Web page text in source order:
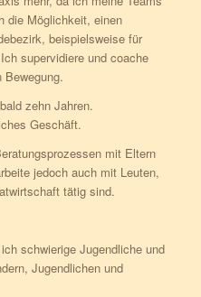
die Möglichkeit, einen
beispielsweise für
supervidiere und coache
zehn Jahren.
Geschäft.
mit Eltern
jedoch auch mit Leuten,
tätig sind.
schwierige Jugendliche und
Jugendlichen und